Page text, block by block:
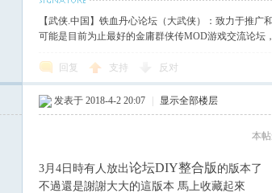
【武侠.中国】铁血丹心论坛（大武侠）：致力于推广
可能是目前为止最好的金庸群侠传MOD游戏交流论坛
回复 支持 反对
发表于 2018-4-2 20:07 显示全部楼层
本
3月4日時有人放出论坛DIY整合版 的版本了
不過還是謝謝大大的這版本 馬上收藏起來